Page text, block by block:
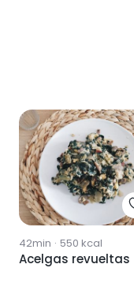
42min · 550 kcal
Acelgas revueltas